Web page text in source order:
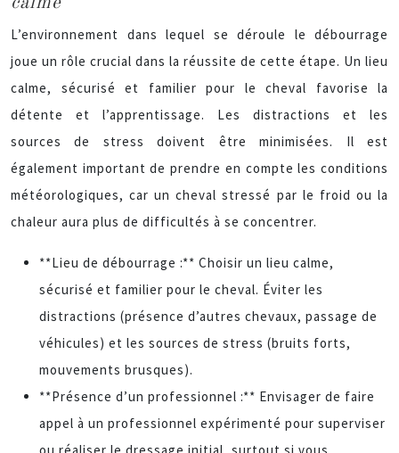
L’environnement dans lequel se déroule le débourrage
joue un rôle crucial dans la réussite de cette étape. Un lieu
calme, sécurisé et familier pour le cheval favorise la
détente et l’apprentissage. Les distractions et les
sources de stress doivent être minimisées. Il est
également important de prendre en compte les conditions
météorologiques, car un cheval stressé par le froid ou la
chaleur aura plus de difficultés à se concentrer.
**Lieu de débourrage :** Choisir un lieu calme,
sécurisé et familier pour le cheval. Éviter les
distractions (présence d’autres chevaux, passage de
véhicules) et les sources de stress (bruits forts,
mouvements brusques).
**Présence d’un professionnel :** Envisager de faire
appel à un professionnel expérimenté pour superviser